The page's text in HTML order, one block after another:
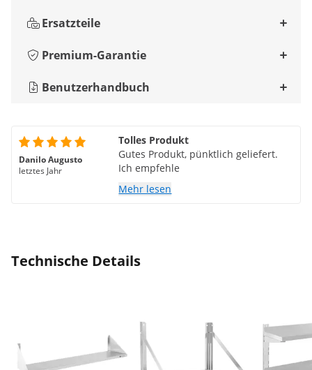
Ersatzteile
Premium-Garantie
Benutzerhandbuch
Danilo Augusto
letztes Jahr
Tolles Produkt
Gutes Produkt, pünktlich geliefert.
Ich empfehle
Mehr lesen
Technische Details